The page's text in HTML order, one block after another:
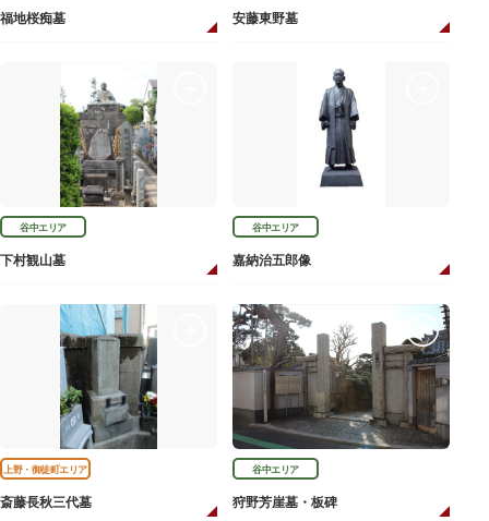
福地桜痴墓 安藤東野墓
谷中エリア
下村観山墓
谷中エリア
嘉納治五郎像
上野・御徒町エリア
斎藤長秋三代墓
谷中エリア
狩野芳崖墓・板碑